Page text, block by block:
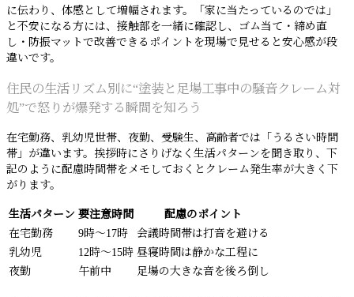
に伝わり、体感として増幅されます。「家に当たっているのでは」
と不安になる方には、接触部を一緒に確認し、ゴム当て・締め直
し・防振マットで改善できるポイントを現場で見せると安心感が段
違いです。
住民の生活リズム別に“塗装と足場工事中の騒音クレーム対
処”で怒りが爆発する瞬間を知ろう
在宅勤務、乳幼児世帯、夜勤、受験生、高齢者では「うるさい時間
帯」が違います。挨拶時にさりげなく生活パターンを聞き取り、下
記のように配慮時間帯をメモしておくとクレーム発生率が大きく下
がります。
生活パターン 要注意時間
配慮のポイント
在宅勤務
9時〜17時
会議時間帯は打音を避ける
乳幼児
12時〜15時 昼寝時間は静かな工程に
夜勤
午前中 足場の大きな音を後ろ倒し